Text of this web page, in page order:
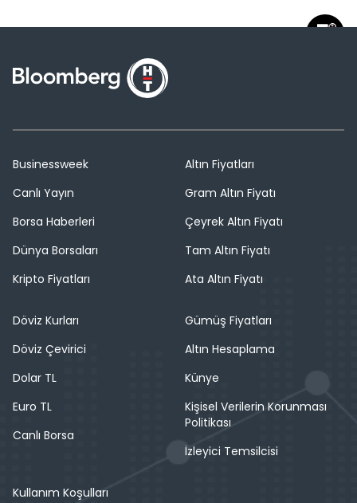
Businessweek
Canlı Yayın
Borsa Haberleri
Dünya Borsaları
Kripto Fiyatları
Altın Fiyatları
Gram Altın Fiyatı
Çeyrek Altın Fiyatı
Tam Altın Fiyatı
Ata Altın Fiyatı
Döviz Kurları
Döviz Çevirici
Dolar TL
Euro TL
Canlı Borsa
Gümüş Fiyatları
Altın Hesaplama
Künye
Kişisel Verilerin Korunması
Politikası
İzleyici Temsilcisi
Kullanım Koşulları